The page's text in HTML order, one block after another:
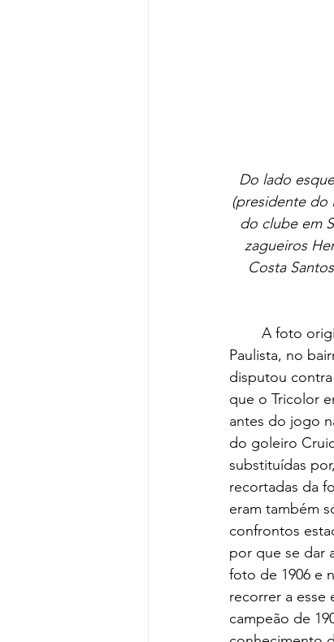
Do lado
(presidente do
do clube em
zagueiros
Costa
Paulista, no
disputou
que o Tricolor
antes do jogo
do goleiro
substituídas
recortadas da
eram também
confrontos
por que se dar
foto de 1906 e
recorrer a esse
campeão de